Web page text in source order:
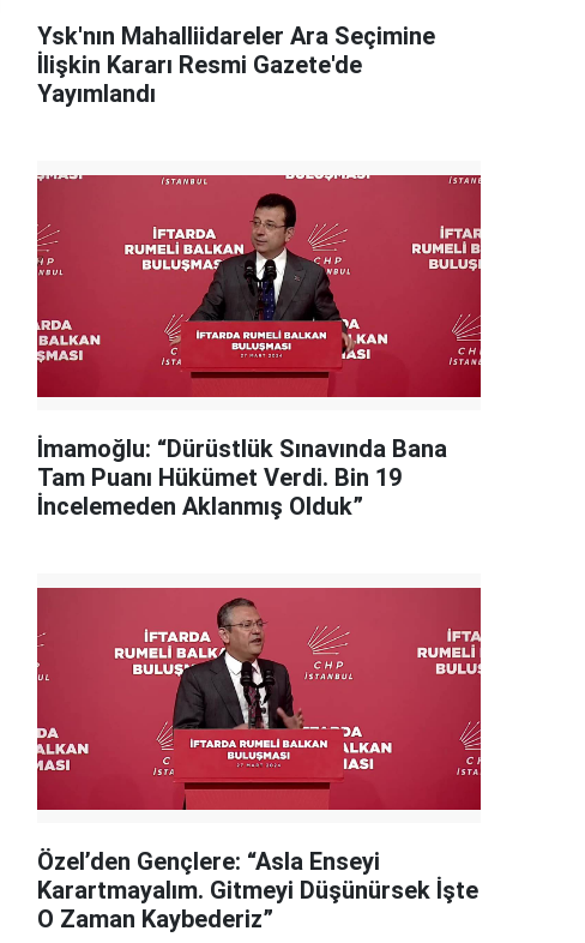
Ysk'nın Mahalliidareler Ara Seçimine
İlişkin Kararı Resmi Gazete'de
Yayımlandı
İmamoğlu: “Dürüstlük Sınavında Bana
Tam Puanı Hükümet Verdi. Bin 19
İncelemeden Aklanmış Olduk”
Özel’den Gençlere: “Asla Enseyi
Karartmayalım. Gitmeyi Düşünürsek İşte
O Zaman Kaybederiz”